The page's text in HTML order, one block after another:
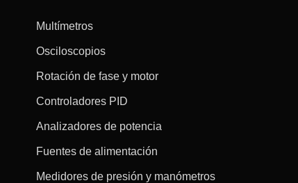
Multímetros
Osciloscopios
Rotación de fase y motor
Controladores PID
Analizadores de potencia
Fuentes de alimentación
Medidores de presión y manómetros